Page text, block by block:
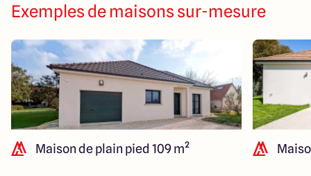
Exemples de maisons sur-mesure
Maison de plain pied 109 m²